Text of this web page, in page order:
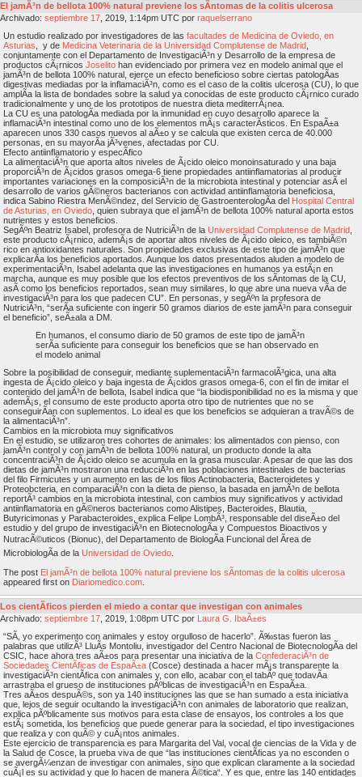
El jamÃ³n de bellota 100% natural previene los sÃ­ntomas de la colitis ulcerosa
Archivado: septiembre 17 , 2019, 1:14pm UTC por raquelserrano
Un estudio realizado por investigadores de las facultades de Medicina de Oviedo, en
Asturias , y de Medicina Veterinaria de la Universidad Complutense de Madrid
conjuntamente con el Departamento de InvestigaciÃ³n y Desarrollo de la empresa de
productos cÃ¡rnicos Joselito han evidenciado por primera vez en modelo animal que el
jamÃ³n de bellota 100% natural, ejerce un efecto beneficioso sobre ciertas patologÃ­as
digestivas mediadas por la inflamaciÃ³n, como es el caso de la colitis ulcerosa (CU), lo que
amplÃ­a la lista de bondades sobre la salud ya conocidas de este producto cÃ¡rnico curado
tradicionalmente y uno de los prototipos de nuestra dieta mediterrÃ¡nea.
La CU es una patologÃ­a mediada por la inmunidad en cuyo desarrollo aparece la
inflamaciÃ³n intestinal como uno de los elementos mÃ¡s caracterÃ­sticos. En EspaÃ±a
aparecen unos 330 casos nuevos al aÃ±o y se calcula que existen cerca de 40.000
personas, en su mayorÃ­a jÃ³venes, afectadas por CU.
Efecto antiinflamatorio y especÃ­fico
La alimentaciÃ³n que aporta altos niveles de Ã¡cido oleico monoinsaturado y una baja
proporciÃ³n de Ã¡cidos grasos omega-6 tiene propiedades antiinflamatorias al producir
importantes variaciones en la composiciÃ³n de la microbiota intestinal y potenciar asÃ­ el
desarrollo de varios gÃ©neros bacterianos con actividad antiinflamatoria beneficiosa,
indica Sabino Riestra MenÃ©ndez, del Servicio de GastroenterologÃ­a del Hospital Central
de Asturias, en Oviedo , quien subraya que el jamÃ³n de bellota 100% natural aporta estos
nutrientes y estos beneficios.
SegÃºn Beatriz Isabel, profesora de NutriciÃ³n de la Universidad Complutense de Madrid
este producto cÃ¡rnico, ademÃ¡s de aportar altos niveles de Ã¡cido oleico, es tambiÃ©n
rico en antioxidantes naturales. Son propiedades exclusivas de este tipo de jamÃ³n que
explicarÃ­a los beneficios aportados. Aunque los datos presentados aluden a modelo de
experimentaciÃ³n, Isabel adelanta que las investigaciones en humanos ya estÃ¡n en
marcha, aunque es muy posible que los efectos preventivos de los sÃ­ntomas de la CU,
asÃ­ como los beneficios reportados, sean muy similares, lo que abre una nueva vÃ­a de
investigaciÃ³n para los que padecen CU”. En personas, y segÃºn la profesora de
NutriciÃ³n, “serÃ­a suficiente con ingerir 50 gramos diarios de este jamÃ³n para conseguir
el beneficio”, seÃ±ala a DM.
En humanos, el consumo diario de 50 gramos de este tipo de jamÃ³n
serÃ­a suficiente para conseguir los beneficios que se han observado en
el modelo animal
Sobre la posibilidad de conseguir, mediante suplementaciÃ³n farmacolÃ³gica, una alta
ingesta de Ã¡cido oleico y baja ingesta de Ã¡cidos grasos omega-6, con el fin de imitar el
contenido del jamÃ³n de bellota, Isabel indica que “la biodisponibilidad no es la misma y que
ademÃ¡s, el consumo de este producto aporta otro tipo de nutrientes que no se
conseguirÃ­an con suplementos. Lo ideal es que los beneficios se adquieran a travÃ©s de
la alimentaciÃ³n”.
Cambios en la microbiota muy significativos
En el estudio, se utilizaron tres cohortes de animales: los alimentados con pienso, con
jamÃ³n control y con jamÃ³n de bellota 100% natural, un producto donde la alta
concentraciÃ³n de Ã¡cido oleico se acumula en la grasa muscular. A pesar de que las dos
dietas de jamÃ³n mostraron una reducciÃ³n en las poblaciones intestinales de bacterias
del filo Firmicutes y un aumento en las de los filos Actinobacteria, Bacteroidetes y
Proteobcteria, en comparaciÃ³n con la dieta de pienso, la basada en jamÃ³n de bellota
reportÃ³ cambios en la microbiota intestinal, con cambios muy significativos y actividad
antiinflamatoria en gÃ©neros bacterianos como Alistipes, Bacteroides, Blautia,
Butyricimonas y Parabacteroides, explica Felipe LombÃ³, responsable del diseÃ±o del
estudio y del grupo de investigaciÃ³n en BiotecnologÃ­a y Compuestos Bioactivos y
NutracÃ©uticos (Bionuc), del Departamento de BiologÃ­a Funcional del Ãrea de
MicrobiologÃ­a de la Universidad de Oviedo
The post El jamÃ³n de bellota 100% natural previene los sÃ­ntomas de la colitis ulcerosa
appeared first on Diariomedico.com
Los cientÃ­ficos pierden el miedo a contar que investigan con animales
Archivado: septiembre 17 , 2019, 1:08pm UTC por Laura G. IbaÃ±es
“SÃ­, yo experimento con animales y estoy orgulloso de hacerlo”. Ã‰stas fueron las
palabras que utilizÃ³ LluÃ­s Montoliu, investigador del Centro Nacional de BiotecnologÃ­a del
CSIC, hace ahora tres aÃ±os para presentar una iniciativa de la ConfederaciÃ³n de
Sociedades CientÃ­ficas de EspaÃ±a (Cosce) destinada a hacer mÃ¡s transparente la
investigaciÃ³n cientÃ­fica con animales y, con ello, acabar con el tabÃº que todavÃ­a
arrastraba el grueso de instituciones pÃºblicas de investigaciÃ³n en EspaÃ±a.
Tres aÃ±os despuÃ©s, son ya 140 instituciones las que se han sumado a esta iniciativa
que, lejos de seguir ocultando la investigaciÃ³n con animales de laboratorio que realizan,
explica pÃºblicamente sus motivos para esta clase de ensayos, los controles a los que
estÃ¡ sometida, los beneficios que puede generar para la sociedad, el tipo investigaciones
que realiza y con quÃ© y cuÃ¡ntos animales.
Este ejercicio de transparencia es para Margarita del Val, vocal de ciencias de la Vida y de
la Salud de Cosce, la prueba viva de que “las instituciones cientÃ­ficas ya no esconden o
se avergÃ¼enzan de investigar con animales, sino que explican claramente a la sociedad
cuÃ¡l es su actividad y que lo hacen de manera Ã©tica“. Y es que, entre las 140 entidades